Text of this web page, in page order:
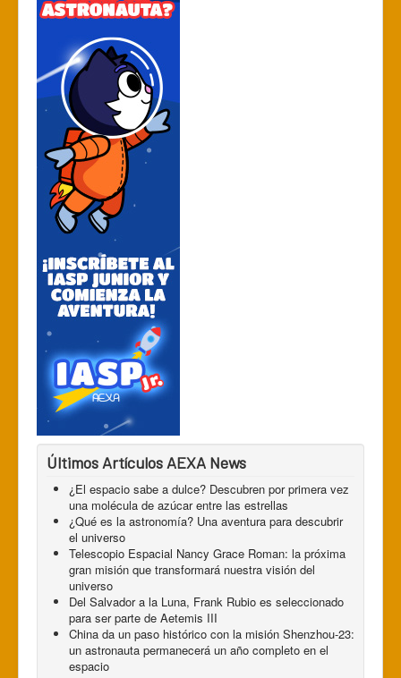
Últimos Artículos AEXA News
¿El espacio sabe a dulce? Descubren por primera vez
una molécula de azúcar entre las estrellas
¿Qué es la astronomía? Una aventura para descubrir
el universo
Telescopio Espacial Nancy Grace Roman: la próxima
gran misión que transformará nuestra visión del
universo
Del Salvador a la Luna, Frank Rubio es seleccionado
para ser parte de Aetemis III
China da un paso histórico con la misión Shenzhou-23:
un astronauta permanecerá un año completo en el
espacio